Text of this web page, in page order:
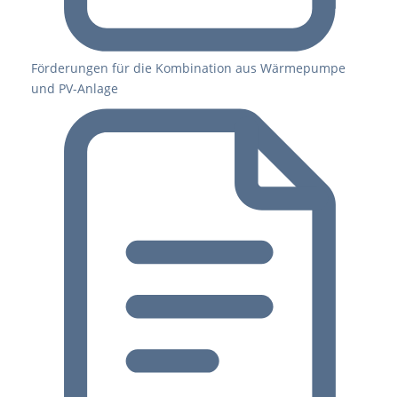
Förderungen für die Kombination aus Wärmepumpe
und PV-Anlage